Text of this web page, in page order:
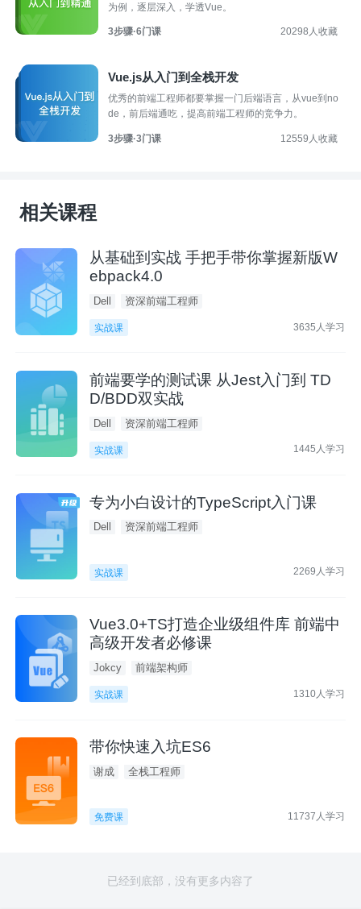
为例，逐层深入，学透Vue。
3步骤·6门课 20298人收藏
Vue.js从入门到全栈开发
优秀的前端工程师都要掌握一门后端语言，从vue到no
de，前后端通吃，提高前端工程师的竞争力。
3步骤·3门课 12559人收藏
相关课程
从基础到实战 手把手带你掌握新版W
ebpack4.0
Dell 资深前端工程师
实战课 3635人学习
前端要学的测试课 从Jest入门到 TD
D/BDD双实战
Dell 资深前端工程师
实战课 1445人学习
专为小白设计的TypeScript入门课
Dell 资深前端工程师
实战课 2269人学习
Vue3.0+TS打造企业级组件库 前端中
高级开发者必修课
Jokcy 前端架构师
实战课 1310人学习
带你快速入坑ES6
谢成 全栈工程师
免费课 11737人学习
已经到底部，没有更多内容了